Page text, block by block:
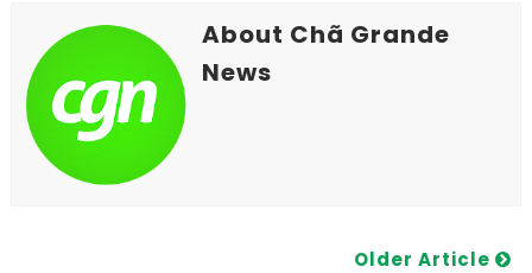
About Chã Grande
News
Older Article